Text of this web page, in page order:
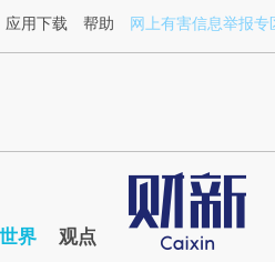
ttBTnHDx](https://
应用下载 帮助 网上有害信息举报专
世界 观点